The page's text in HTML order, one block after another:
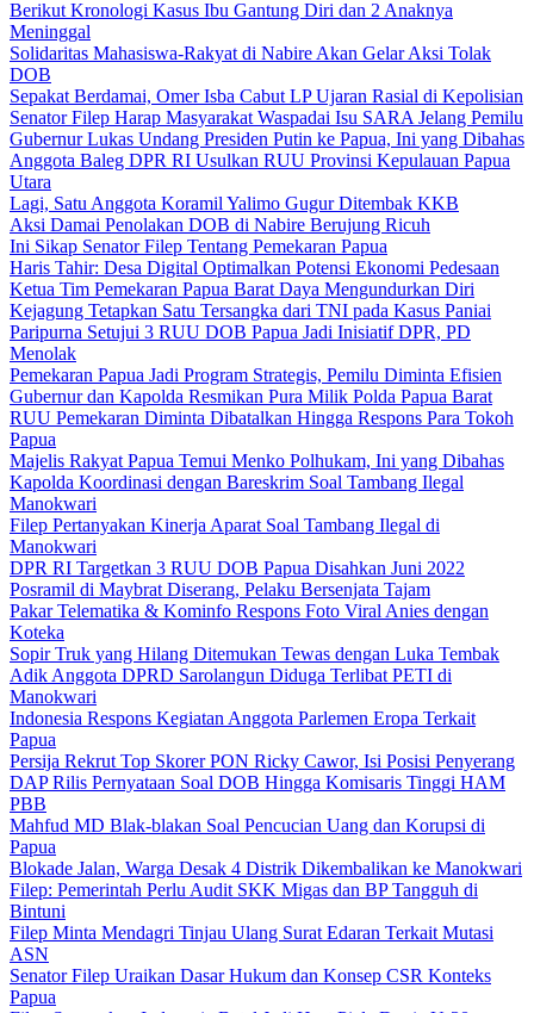
Berikut Kronologi Kasus Ibu Gantung Diri dan 2 Anaknya
Meninggal
Solidaritas Mahasiswa-Rakyat di Nabire Akan Gelar Aksi Tolak
DOB
Sepakat Berdamai, Omer Isba Cabut LP Ujaran Rasial di Kepolisian
Senator Filep Harap Masyarakat Waspadai Isu SARA Jelang Pemilu
Gubernur Lukas Undang Presiden Putin ke Papua, Ini yang Dibahas
Anggota Baleg DPR RI Usulkan RUU Provinsi Kepulauan Papua
Utara
Lagi, Satu Anggota Koramil Yalimo Gugur Ditembak KKB
Aksi Damai Penolakan DOB di Nabire Berujung Ricuh
Ini Sikap Senator Filep Tentang Pemekaran Papua
Haris Tahir: Desa Digital Optimalkan Potensi Ekonomi Pedesaan
Ketua Tim Pemekaran Papua Barat Daya Mengundurkan Diri
Kejagung Tetapkan Satu Tersangka dari TNI pada Kasus Paniai
Paripurna Setujui 3 RUU DOB Papua Jadi Inisiatif DPR, PD
Menolak
Pemekaran Papua Jadi Program Strategis, Pemilu Diminta Efisien
Gubernur dan Kapolda Resmikan Pura Milik Polda Papua Barat
RUU Pemekaran Diminta Dibatalkan Hingga Respons Para Tokoh
Papua
Majelis Rakyat Papua Temui Menko Polhukam, Ini yang Dibahas
Kapolda Koordinasi dengan Bareskrim Soal Tambang Ilegal
Manokwari
Filep Pertanyakan Kinerja Aparat Soal Tambang Ilegal di
Manokwari
DPR RI Targetkan 3 RUU DOB Papua Disahkan Juni 2022
Posramil di Maybrat Diserang, Pelaku Bersenjata Tajam
Pakar Telematika & Kominfo Respons Foto Viral Anies dengan
Koteka
Sopir Truk yang Hilang Ditemukan Tewas dengan Luka Tembak
Adik Anggota DPRD Sarolangun Diduga Terlibat PETI di
Manokwari
Indonesia Respons Kegiatan Anggota Parlemen Eropa Terkait
Papua
Persija Rekrut Top Skorer PON Ricky Cawor, Isi Posisi Penyerang
DAP Rilis Pernyataan Soal DOB Hingga Komisaris Tinggi HAM
PBB
Mahfud MD Blak-blakan Soal Pencucian Uang dan Korupsi di
Papua
Blokade Jalan, Warga Desak 4 Distrik Dikembalikan ke Manokwari
Filep: Pemerintah Perlu Audit SKK Migas dan BP Tangguh di
Bintuni
Filep Minta Mendagri Tinjau Ulang Surat Edaran Terkait Mutasi
ASN
Senator Filep Uraikan Dasar Hukum dan Konsep CSR Konteks
Papua